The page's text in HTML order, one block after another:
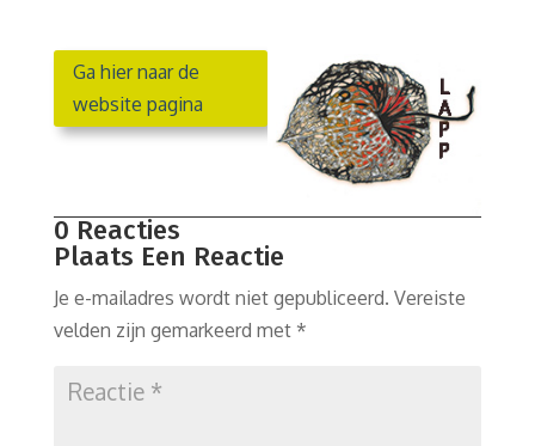
Ga hier naar de
website pagina
0 Reacties
Plaats Een Reactie
Je e-mailadres wordt niet gepubliceerd. Vereiste
velden zijn gemarkeerd met *